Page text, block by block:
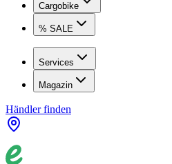
Cargobike
% SALE
Services
Magazin
Händler finden